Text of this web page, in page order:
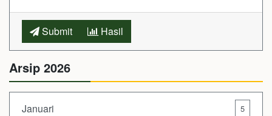
Submit Hasil
Arsip 2026
Januari 5